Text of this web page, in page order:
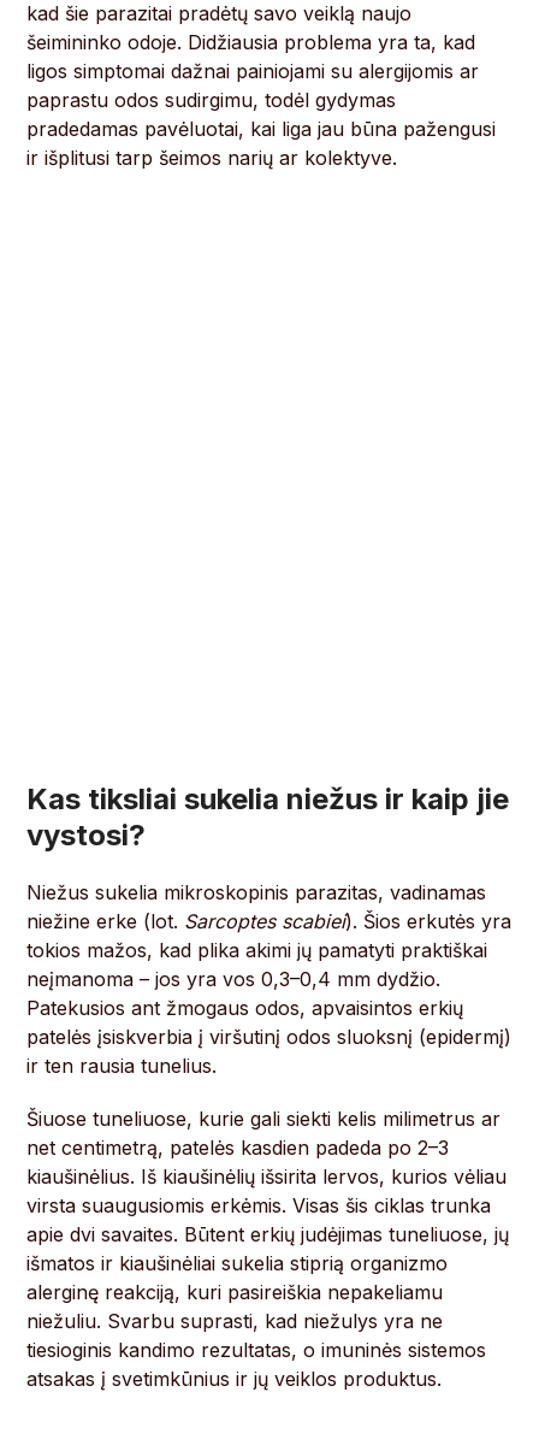
kad šie parazitai pradėtų savo veiklą naujo
šeimininko odoje. Didžiausia problema yra ta, kad
ligos simptomai dažnai painiojami su alergijomis ar
paprastu odos sudirgimu, todėl gydymas
pradedamas pavėluotai, kai liga jau būna pažengusi
ir išplitusi tarp šeimos narių ar kolektyve.
Kas tiksliai sukelia niežus ir kaip jie
vystosi?
Niežus sukelia mikroskopinis parazitas, vadinamas
niežine erke (lot. Sarcoptes scabiei). Šios erkutės yra
tokios mažos, kad plika akimi jų pamatyti praktiškai
neįmanoma – jos yra vos 0,3–0,4 mm dydžio.
Patekusios ant žmogaus odos, apvaisintos erkių
patelės įsiskverbia į viršutinį odos sluoksnį (epidermį)
ir ten rausia tunelius.
Šiuose tuneliuose, kurie gali siekti kelis milimetrus ar
net centimetrą, patelės kasdien padeda po 2–3
kiaušinėlius. Iš kiaušinėlių išsirita lervos, kurios vėliau
virsta suaugusiomis erkėmis. Visas šis ciklas trunka
apie dvi savaites. Būtent erkių judėjimas tuneliuose, jų
išmatos ir kiaušinėliai sukelia stiprią organizmo
alerginę reakciją, kuri pasireiškia nepakeliamu
niežuliu. Svarbu suprasti, kad niežulys yra ne
tiesioginis kandimo rezultatas, o imuninės sistemos
atsakas į svetimkūnius ir jų veiklos produktus.